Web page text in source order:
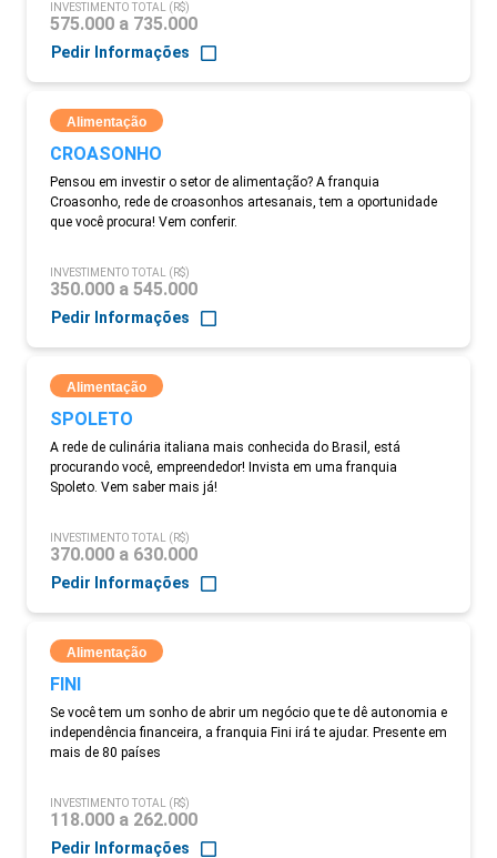
INVESTIMENTO TOTAL (R$)
575.000 a 735.000
Pedir Informações
Alimentação
CROASONHO
Pensou em investir o setor de alimentação? A franquia
Croasonho, rede de croasonhos artesanais, tem a oportunidade
que você procura! Vem conferir.
INVESTIMENTO TOTAL (R$)
350.000 a 545.000
Pedir Informações
Alimentação
SPOLETO
A rede de culinária italiana mais conhecida do Brasil, está
procurando você, empreendedor! Invista em uma franquia
Spoleto. Vem saber mais já!
INVESTIMENTO TOTAL (R$)
370.000 a 630.000
Pedir Informações
Alimentação
FINI
Se você tem um sonho de abrir um negócio que te dê autonomia e
independência financeira, a franquia Fini irá te ajudar. Presente em
mais de 80 países
INVESTIMENTO TOTAL (R$)
118.000 a 262.000
Pedir Informações